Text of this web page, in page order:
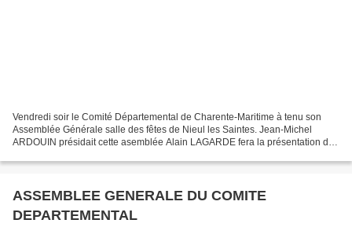
Vendredi soir le Comité Départemental de Charente-Maritime à tenu son
Assemblée Générale salle des fêtes de Nieul les Saintes. Jean-Michel
ARDOUIN présidait cette asemblée Alain LAGARDE fera la présentation de
ASSEMBLEE GENERALE DU COMITE
DEPARTEMENTAL